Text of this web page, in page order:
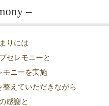
–
りには
セレモニーと
モニーを実施
えていただきながら
感謝と